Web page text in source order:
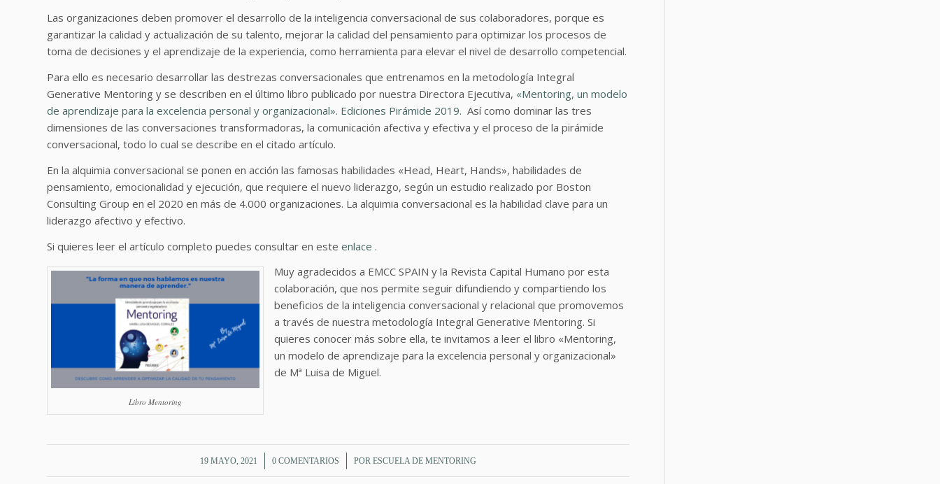
Las organizaciones deben promover el desarrollo de la inteligencia conversacional de sus colaboradores, porque es
garantizar la calidad y actualización de su talento, mejorar la calidad del pensamiento para optimizar los procesos de
toma de decisiones y el aprendizaje de la experiencia, como herramienta para elevar el nivel de desarrollo competencial.
Para ello es necesario desarrollar las destrezas conversacionales que entrenamos en la metodología Integral
Generative Mentoring y se describen en el último libro publicado por nuestra Directora Ejecutiva, «Mentoring, un modelo
de aprendizaje para la excelencia personal y organizacional». Ediciones Pirámide 2019. Así como dominar las tres
dimensiones de las conversaciones transformadoras, la comunicación afectiva y efectiva y el proceso de la pirámide
conversacional, todo lo cual se describe en el citado artículo.
En la alquimia conversacional se ponen en acción las famosas habilidades «Head, Heart, Hands», habilidades de
pensamiento, emocionalidad y ejecución, que requiere el nuevo liderazgo, según un estudio realizado por Boston
Consulting Group en el 2020 en más de 4.000 organizaciones. La alquimia conversacional es la habilidad clave para un
liderazgo afectivo y efectivo.
Si quieres leer el artículo completo puedes consultar en este enlace .
Libro Mentoring
Muy agradecidos a EMCC SPAIN y la Revista Capital Humano por esta
colaboración, que nos permite seguir difundiendo y compartiendo los
beneficios de la inteligencia conversacional y relacional que promovemos
a través de nuestra metodología Integral Generative Mentoring. Si
quieres conocer más sobre ella, te invitamos a leer el libro «Mentoring,
un modelo de aprendizaje para la excelencia personal y organizacional»
de Mª Luisa de Miguel.
19 MAYO, 2021
/ 0 COMENTARIOS
/ PORESCUELA DE MENTORING